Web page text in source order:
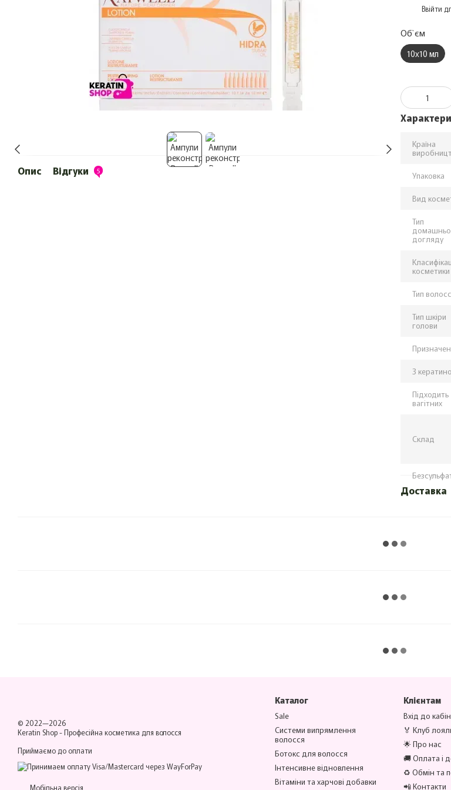
Опис Відгуки 5
Ввійти
Об`єм
10х10 мл
Країна
Упаковка
Вид
Тип
догляду
косметики
Тип
Тип шкіри
голови
З
вагітних
Склад
Доставка
© 2022—2026
Keratin Shop -Професійна косметика для волосся
Приймаємо до оплати
Мобільна версія
Каталог
Sale
Системи випрямлення
волосся
Ботокс для волосся
Інтенсивне відновлення
Вітаміни та харчові добавки
Клієнтам
Вхід до
🏅 Клуб
🌟 Про нас
🚚 Оплата і
♻️ Обмін та
📲 Контакти